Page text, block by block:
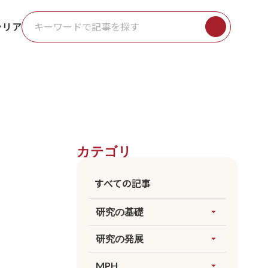
リア
カテゴリ
すべての記事
研究の基礎 arrow_drop_up
すべてを見る
研究の発展 arrow_drop_up
すべてを見る
MPH arrow_drop_up